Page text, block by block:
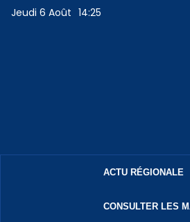
Jeudi 6 Août 14:25
ACTU RÉGIONALE
CONSULTER LES